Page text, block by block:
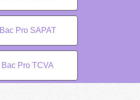
Bac Pro SAPAT
Bac Pro TCVA